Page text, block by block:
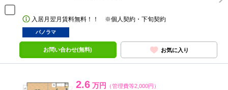
入居月翌月賃料無料！！ ※個人契約・下旬契約
パノラマ
お問い合わせ(無料) お気に入り
2.6 万円 （管理費等2,000円）